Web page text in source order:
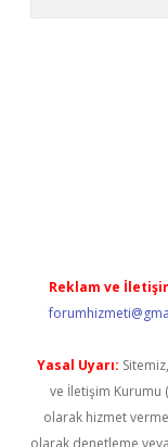
Reklam ve
Yasal Uyarı:
ve İletişim Kurumu
olarak hizmet
olarak denetleme